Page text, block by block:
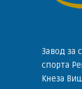
Завод за
спорта
Кнеза